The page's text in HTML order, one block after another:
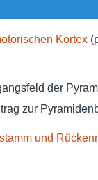
Kortex
der
zur
und